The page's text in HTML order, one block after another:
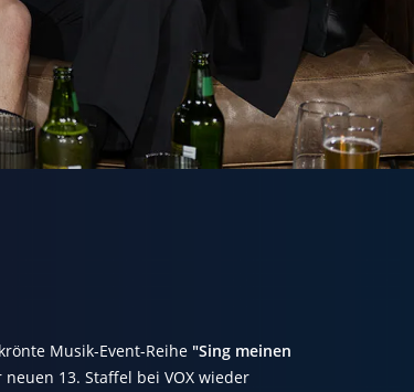
Musik-Event-Reihe "Sing meinen
13. Staffel bei VOX wieder